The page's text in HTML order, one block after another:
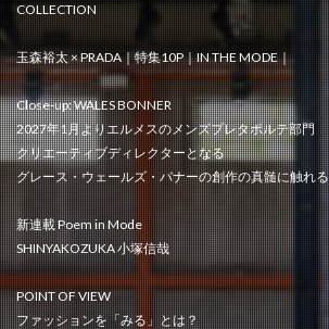
COLLECTION
玉森裕太 × PRADA｜特集10P｜IN THE MODE｜
Close-up: WALES BONNER
2027年1月よりエルメスのメンズプレタポルテ部門
クリエーティブディレクターとなる
グレース・ウェールズ・バナーの創作の真髄に触れる
新連載 Poem in Mode
SHINYAKOZUKA 小塚信哉
POINT OF VIEW
ファッションを「みる」とは？